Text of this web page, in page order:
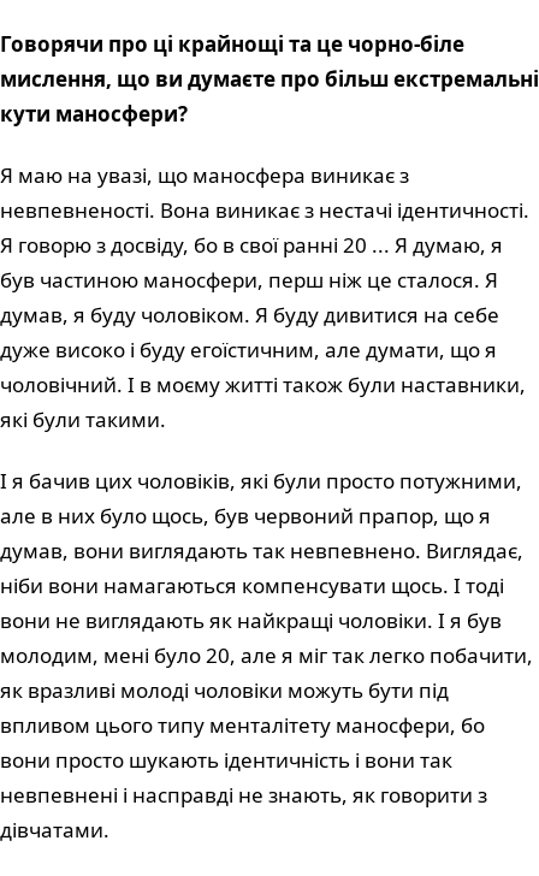
Говорячи про ці крайнощі та це чорно-біле
мислення, що ви думаєте про більш екстремальні
кути маносфери?
Я маю на увазі, що маносфера виникає з
невпевненості. Вона виникає з нестачі ідентичності.
Я говорю з досвіду, бо в свої ранні 20 ... Я думаю, я
був частиною маносфери, перш ніж це сталося. Я
думав, я буду чоловіком. Я буду дивитися на себе
дуже високо і буду егоїстичним, але думати, що я
чоловічний. І в моєму житті також були наставники,
які були такими.
І я бачив цих чоловіків, які були просто потужними,
але в них було щось, був червоний прапор, що я
думав, вони виглядають так невпевнено. Виглядає,
ніби вони намагаються компенсувати щось. І тоді
вони не виглядають як найкращі чоловіки. І я був
молодим, мені було 20, але я міг так легко побачити,
як вразливі молоді чоловіки можуть бути під
впливом цього типу менталітету маносфери, бо
вони просто шукають ідентичність і вони так
невпевнені і насправді не знають, як говорити з
дівчатами.